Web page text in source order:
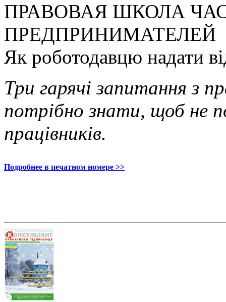
ПРАВОВАЯ ШКОЛА
ПРЕДПРИНИМАТЕЛЕЙ
Як роботодавцю надати
Три гарячі запитання з
потрібно знати, щоб не
працівників.
Подробнее в печатном номере >>